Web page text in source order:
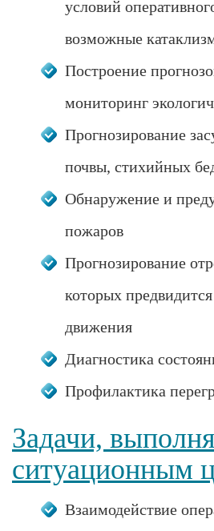
условий
возможные
Построение
мониторинг
Прогнозирование
почвы, стихийных
Обнаружение и
пожаров
Прогнозирование
которых
движения
Диагностика
Профилактика
Задачи,
ситуационным
Взаимодействие